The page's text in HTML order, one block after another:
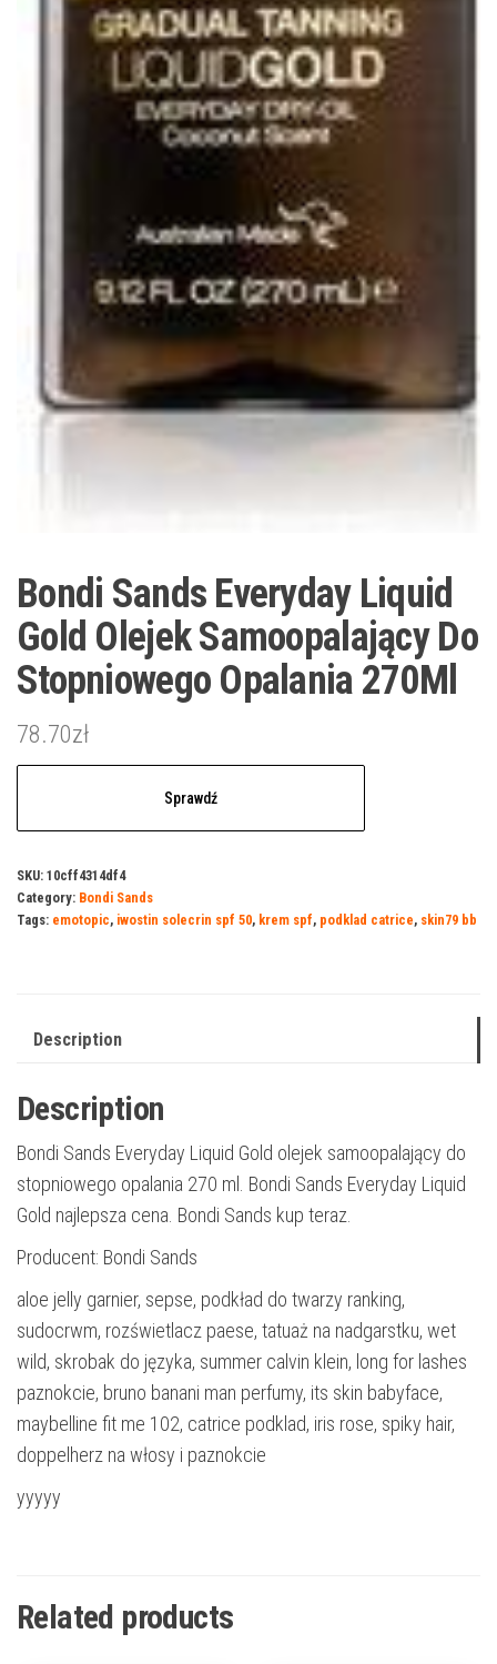
Bondi Sands Everyday Liquid
Gold Olejek Samoopalający Do
Stopniowego Opalania 270Ml
78.70zł
Sprawdź
SKU: 10cff4314df4
Category: Bondi Sands
Tags: emotopic, iwostin solecrin spf 50, krem spf, podklad catrice, skin79 bb
Description
Description
Bondi Sands Everyday Liquid Gold olejek samoopalający do
stopniowego opalania 270 ml. Bondi Sands Everyday Liquid
Gold najlepsza cena. Bondi Sands kup teraz.
Producent: Bondi Sands
aloe jelly garnier, sepse, podkład do twarzy ranking,
sudocrwm, rozświetlacz paese, tatuaż na nadgarstku, wet
wild, skrobak do języka, summer calvin klein, long for lashes
paznokcie, bruno banani man perfumy, its skin babyface,
maybelline fit me 102, catrice podklad, iris rose, spiky hair,
doppelherz na włosy i paznokcie
yyyyy
Related products